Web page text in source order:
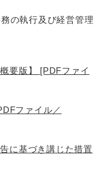
の執行及び経営管理
要版】 [PDFファイ
ファイル／
に基づき講じた措置